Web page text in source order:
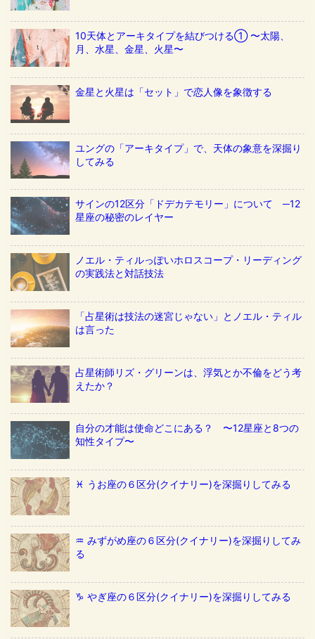
10天体とアーキタイプを結びつける① 〜太陽、
月、水星、金星、火星〜
金星と火星は「セット」で恋人像を象徴する
ユングの「アーキタイプ」で、天体の象意を深掘り
してみる
サインの12区分「ドデカテモリー」について ─12
星座の秘密のレイヤー
ノエル・ティルっぽいホロスコープ・リーディング
の実践法と対話技法
「占星術は技法の迷宮じゃない」とノエル・ティル
は言った
占星術師リズ・グリーンは、浮気とか不倫をどう考
えたか？
自分の才能は使命どこにある？ 〜12星座と8つの
知性タイプ〜
♓️ うお座の６区分(クイナリー)を深掘りしてみる
♒️ みずがめ座の６区分(クイナリー)を深掘りしてみ
る
♑️ やぎ座の６区分(クイナリー)を深掘りしてみる